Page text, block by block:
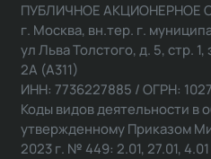
ПУБЛИЧНОЕ АКЦИОНЕРНОЕ
г. Москва, вн.тер. г.
ул Льва Толстого, д. 5, стр.
2А (А311)
ИНН: 7736227885 / ОГРН:
Коды видов деятельности в
утвержденному Приказом
2023 г. № 449: 2.01, 27.01, 4.01